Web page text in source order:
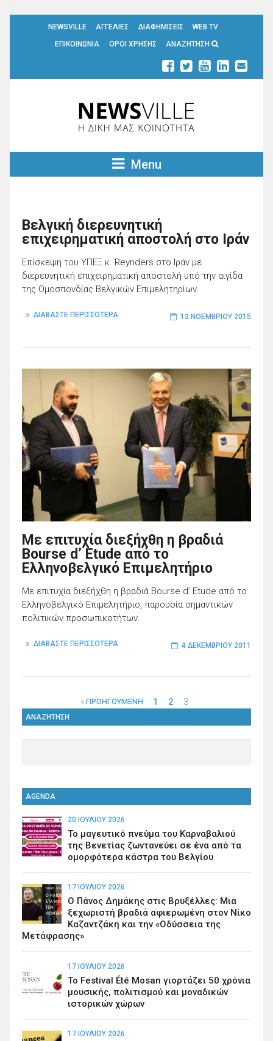
NEWSVILLE ΑΓΓΕΛΙΕΣ ΔΙΑΦΗΜΙΣΕΙΣ
WEB TV
ΕΠΙΚΟΙΝΩΝΙΑ
ΟΡΟΙ ΧΡΗΣΗΣ ΑΝΑΖΗΤΗΣΗ
Menu
Βελγική διερευνητική
επιχειρηματική αποστολή στο Ιράν
Επίσκεψη του ΥΠΕΞ κ. Reynders στο Ιράν με
διερευνητική επιχειρηματική αποστολή υπό την αιγίδα
της Ομοσπονδίας Βελγικών Επιμελητηρίων.
ΔΙΑΒΑΣΤΕ ΠΕΡΙΣΣΟΤΕΡΑ 12 ΝΟΕΜΒΡΊΟΥ 2015
Με επιτυχία διεξήχθη η βραδιά
Bourse d’ Etude από το
Ελληνοβελγικό Επιμελητήριο
Με επιτυχία διεξήχθη η βραδιά Bourse d’ Etude από το
Ελληνοβελγικό Επιμελητήριο, παρουσία σημαντικών
πολιτικών προσωπικοτήτων.
ΔΙΑΒΑΣΤΕ ΠΕΡΙΣΣΟΤΕΡΑ 4 ΔΕΚΕΜΒΡΊΟΥ 2011
ΠΡΟΗΓΟΥΜΕΝΗ 1 2 3
ΑΝΑΖΗΤΗΣΗ
AGENDA
20 ΙΟΥΛΊΟΥ 2026
Το μαγευτικό πνεύμα του Καρναβαλιού
της Βενετίας ζωντανεύει σε ένα από τα
ομορφότερα κάστρα του Βελγίου
17 ΙΟΥΛΊΟΥ 2026
Ο Πάνος Δημάκης στις Βρυξέλλες: Μια
ξεχωριστή βραδιά αφιερωμένη στον Νίκο
Καζαντζάκη και την «Οδύσσεια της
Μετάφρασης»
17 ΙΟΥΛΊΟΥ 2026
Το Festival Été Mosan γιορτάζει 50 χρόνια
μουσικής, πολιτισμού και μοναδικών
ιστορικών χώρων
17 ΙΟΥΛΊΟΥ 2026